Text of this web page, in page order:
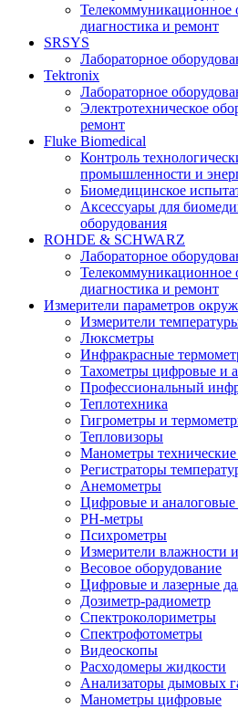
Телекоммуникационное
диагностика и ремонт
SRSYS
Лабораторное
Tektronix
Лабораторное
Электротехническое
ремонт
Fluke Biomedical
Контроль
промышленности и
Биомедицинское
Аксессуары для
оборудования
ROHDE & SCHWARZ
Лабораторное
Телекоммуникационное
диагностика и ремонт
Измерители параметров
Измерители
Люксметры
Инфракрасные
Тахометры цифровые и
Профессиональный
Теплотехника
Гигрометры и
Тепловизоры
Манометры
Регистраторы
Анемометры
Цифровые и
PH-метры
Психрометры
Измерители влажности
Весовое оборудование
Цифровые и лазерные
Дозиметр-радиометр
Спектроколориметры
Спектрофотометры
Видеоскопы
Расходомеры жидкости
Анализаторы дымовых
Манометры цифровые